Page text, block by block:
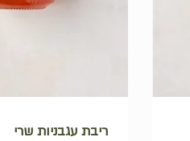
ריבת עגבניות שרי